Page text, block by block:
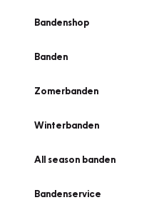
Bandenshop
Banden
Zomerbanden
Winterbanden
All season banden
Bandenservice